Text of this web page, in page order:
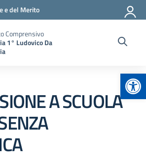
e del Merito
Comprensivo
1° Ludovico Da
A SCUOLA